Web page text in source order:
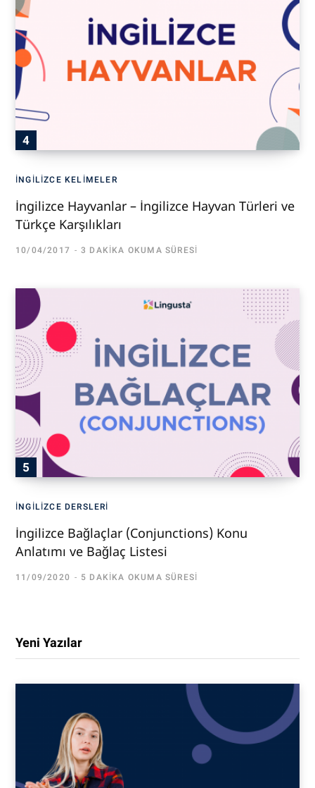
İNGILIZCE KELIMELER
İngilizce Hayvanlar – İngilizce Hayvan Türleri ve
Türkçe Karşılıkları
10/04/2017 3 DAKIKA OKUMA SÜRESI
İNGILIZCE DERSLERI
İngilizce Bağlaçlar (Conjunctions) Konu
Anlatımı ve Bağlaç Listesi
11/09/2020 5 DAKIKA OKUMA SÜRESI
Yeni Yazılar